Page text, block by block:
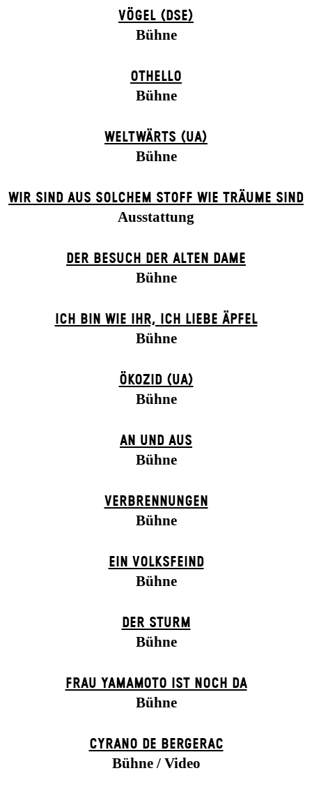
VÖGEL (DSE)
Bühne
OTHELLO
Bühne
WELTWÄRTS (UA)
Bühne
WIR SIND AUS SOLCHEM STOFF WIE TRÄUME SIND
Ausstattung
DER BE­SUCH DER ALT­EN DA­ME
Bühne
ICH BIN WIE IHR, ICH LIEBE ÄPFEL
Bühne
ÖKOZID (UA)
Bühne
AN UND AUS
Bühne
VERBRENNUNGEN
Bühne
EIN VOLKS­FEIND
Bühne
DER STURM
Bühne
FRAU YAMAMOTO IST NOCH DA
Bühne
CYRANO DE BERGERAC
Bühne / Video